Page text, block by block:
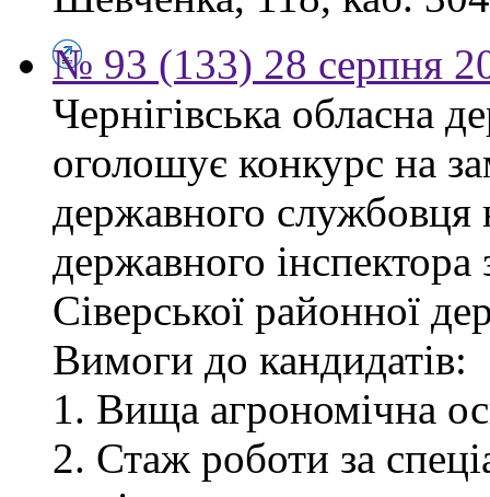
№ 93 (133) 28 серпня
Чернігівська обласна
оголошує конкурс на
державного службовця
державного
Сіверської районної
Вимоги до кандидатів:
1. Вища агрономічна
2. Стаж роботи за